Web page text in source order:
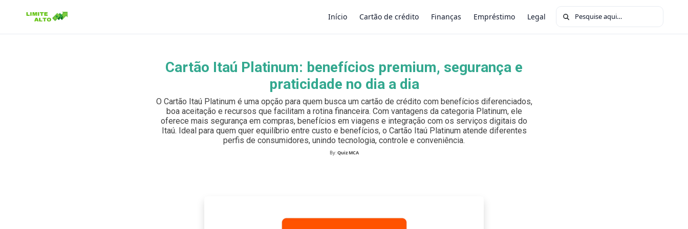
Início Cartão de crédito Finanças Empréstimo Legal Buscar por:
×
Pressione Enter para buscar ou ESC para fechar.
Cartão Itaú Platinum: benefícios premium, segurança e
praticidade no dia a dia
O Cartão Itaú Platinum é uma opção para quem busca um cartão de crédito com benefícios diferenciados,
boa aceitação e recursos que facilitam a rotina financeira. Com vantagens da categoria Platinum, ele
oferece mais segurança em compras, benefícios em viagens e integração com os serviços digitais do
Itaú. Ideal para quem quer equilíbrio entre custo e benefícios, o Cartão Itaú Platinum atende diferentes
perfis de consumidores, unindo tecnologia, controle e conveniência.
By:Quiz MCA